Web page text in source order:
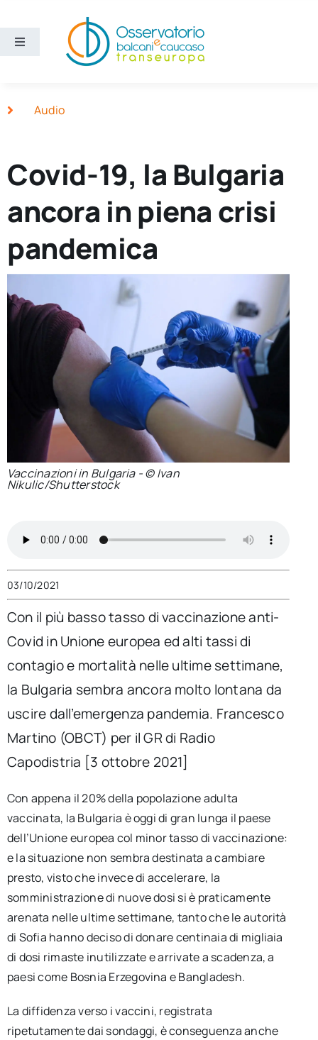
contenuto
Toggle
Ricerca e divulgazione
Sezioni
Cerca
Newsletter
Audio
Covid-19, la Bulgaria
ancora in piena crisi
pandemica
Vaccinazioni in Bulgaria - © Ivan
Nikulic/Shutterstock
03/10/2021
Con il più basso tasso di vaccinazione anti-
Covid in Unione europea ed alti tassi di
contagio e mortalità nelle ultime settimane,
la Bulgaria sembra ancora molto lontana da
uscire dall’emergenza pandemia. Francesco
Martino (OBCT) per il GR di Radio
Capodistria [3 ottobre 2021]
Con appena il 20% della popolazione adulta
vaccinata, la Bulgaria è oggi di gran lunga il paese
dell’Unione europea col minor tasso di vaccinazione:
e la situazione non sembra destinata a cambiare
presto, visto che invece di accelerare, la
somministrazione di nuove dosi si è praticamente
arenata nelle ultime settimane, tanto che le autorità
di Sofia hanno deciso di donare centinaia di migliaia
di dosi rimaste inutilizzate e arrivate a scadenza, a
paesi come Bosnia Erzegovina e Bangladesh.
La diffidenza verso i vaccini, registrata
ripetutamente dai sondaggi, è conseguenza anche